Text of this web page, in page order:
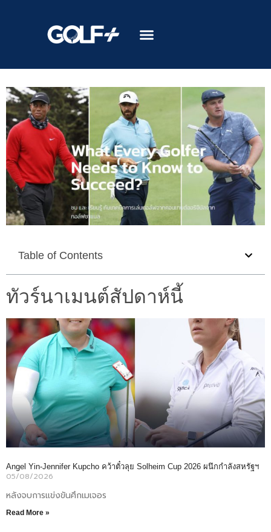
Table of Contents
ทัวร์นาเมนต์สัปดาห์นี้
Angel Yin-Jennifer Kupcho คว้าตั๋วลุย Solheim Cup 2026 ผนึกกำลังสหรัฐฯ
05/08/2026
หลังจบการแข่งขันศึกเมเจอร
Read More »